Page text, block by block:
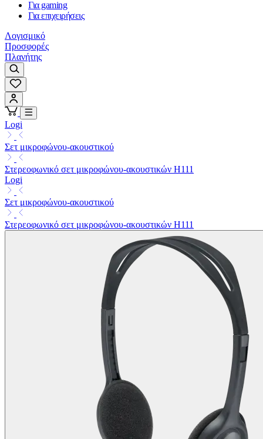
Για gaming
Για επιχειρήσεις
Λογισμικό
Προσφορές
Πλανήτης
Logi
Σετ μικροφώνου-ακουστικού
Στερεοφωνικό σετ μικροφώνου-ακουστικών H111
Logi
Σετ μικροφώνου-ακουστικού
Στερεοφωνικό σετ μικροφώνου-ακουστικών H111